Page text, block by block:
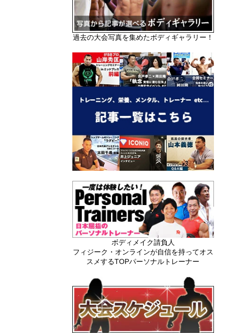
過去の大会写真を集めたボディギャラリー！
ボディメイク請負人
フィジーク・オンラインが自信を持ってオス
スメするTOPパーソナルトレーナー